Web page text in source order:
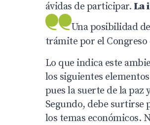
ávidas de participar. La
Una posibilidad
trámite por el
Lo que indica este
los siguientes
pues la suerte de la paz
Segundo, debe surtirse
los temas económicos.